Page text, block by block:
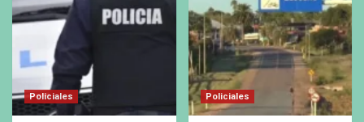
Policiales Policiales